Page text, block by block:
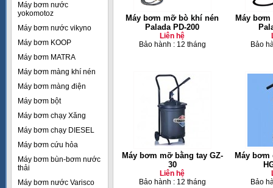
Máy bơm nước
yokomotoz
Máy bơm nước vikyno
Máy bơm KOOP
Máy bơm MATRA
Máy bơm màng khí nén
Máy bơm màng điện
Máy bơm bột
Máy bơm chạy Xăng
Máy bơm chạy DIESEL
Máy bơm cứu hỏa
Máy bơm bùn-bơm nước
thải
Máy bơm nước Varisco
Máy bơm mỡ bò khí nén
Palada PD-200
Liên hệ
Bảo hành : 12 tháng
Máy
Bảo
Máy bơm mỡ bằng tay GZ-
30
Liên hệ
Bảo hành : 12 tháng
Máy
Bảo